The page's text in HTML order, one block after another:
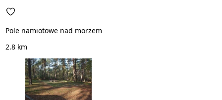
Pole namiotowe nad morzem
2.8 km